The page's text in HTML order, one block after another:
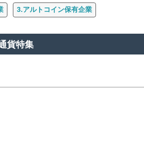
3.アルトコイン保有企業
貨特集